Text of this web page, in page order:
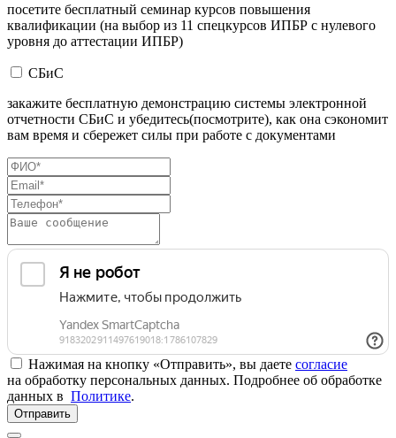
посетите бесплатный семинар курсов повышения
квалификации (на выбор из 11 спецкурсов ИПБР с нулевого
уровня до аттестации ИПБР)
СБиС
закажите бесплатную демонстрацию системы электронной
отчетности СБиС и убедитесь(посмотрите), как она сэкономит
вам время и сбережет силы при работе с документами
Нажимая на кнопку «Отправить», вы даете согласие
на обработку персональных данных. Подробнее об обработке
данных в Политике.
Отправить